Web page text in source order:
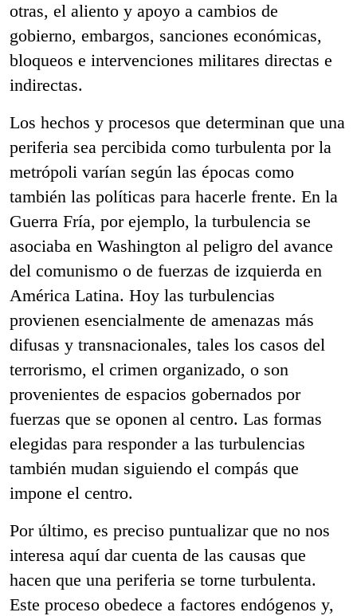
otras, el aliento y apoyo a cambios de
gobierno, embargos, sanciones económicas,
bloqueos e intervenciones militares directas e
indirectas.
Los hechos y procesos que determinan que una
periferia sea percibida como turbulenta por la
metrópoli varían según las épocas como
también las políticas para hacerle frente. En la
Guerra Fría, por ejemplo, la turbulencia se
asociaba en Washington al peligro del avance
del comunismo o de fuerzas de izquierda en
América Latina. Hoy las turbulencias
provienen esencialmente de amenazas más
difusas y transnacionales, tales los casos del
terrorismo, el crimen organizado, o son
provenientes de espacios gobernados por
fuerzas que se oponen al centro. Las formas
elegidas para responder a las turbulencias
también mudan siguiendo el compás que
impone el centro.
Por último, es preciso puntualizar que no nos
interesa aquí dar cuenta de las causas que
hacen que una periferia se torne turbulenta.
Este proceso obedece a factores endógenos y,